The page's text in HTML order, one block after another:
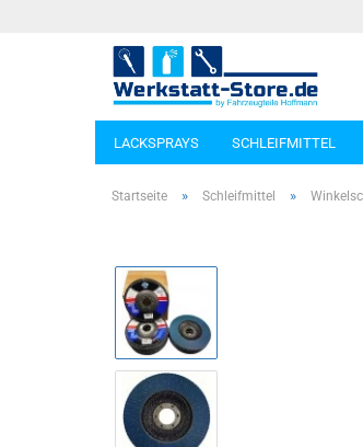
LACKSPRAYS SCHLEIFMITTEL
Startseite » Schleifmittel »